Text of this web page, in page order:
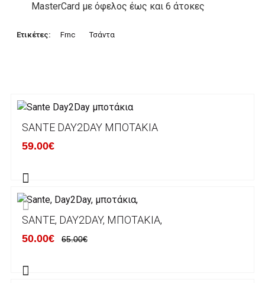
MasterCard με όφελος έως και 6 άτοκες
μας κατάστημα πραγρατοποιούνται μέσα από
Λογαριασμό.
κάποιον απο τους ακόλουθους τραπεζικούς
λογαριασμούς:
ΕΞΟΔΑ ΑΠΟΣΤΟΛΗΣ
ΕΛΛΑΔΑ
Ετικέτες: Frnc Τσάντα
SANTE DAY2DAY ΜΠΟΤΆΚΙΑ
59.00€
SANTE, DAY2DAY, ΜΠΟΤΆΚΙΑ,
50.00€ 65.00€